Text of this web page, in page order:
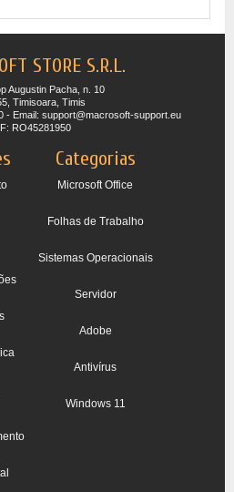
STORE S.R.L.
Augustin Pacha, n. 10
Timisoara, Timis
- Email: support@macrosoft-support.eu
RO45281950
Categorias
Microsoft Office
Folhas de Trabalho
Sistemas Operacionais
Servidor
Adobe
Antivírus
Windows 11